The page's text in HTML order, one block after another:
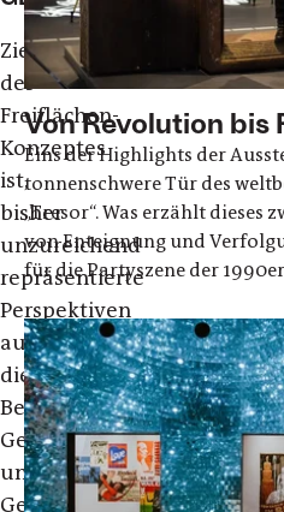
Ziel
des
Freiflächen-
Konzeptes
ist,
bisher
unzureichend
repräsentierte
Perspektiven
auf
die
Berliner
Geschichte
und
Gegenwart
Von Revolution bis
Eins der Highlights der
tonnenschwere Tür des
„Tresor“. Was erzählt dieses
von Enteignung und
für die Partyszene der